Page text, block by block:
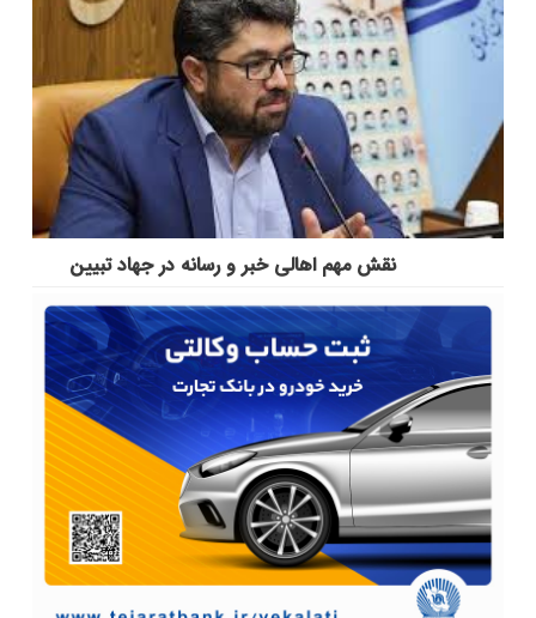
نقش مهم اهالی خبر و رسانه در جهاد تبیین